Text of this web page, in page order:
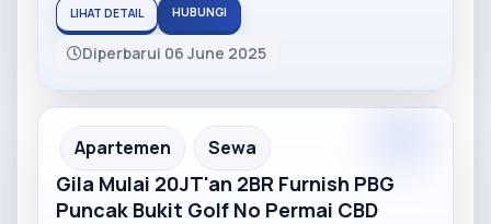
LIHAT DETAIL HUBUNGI
Diperbarui 06 June 2025
Partner Ad
Apartemen Sewa
Gila Mulai 20JT'an 2BR Furnish PBG
Puncak Bukit Golf No Permai CBD